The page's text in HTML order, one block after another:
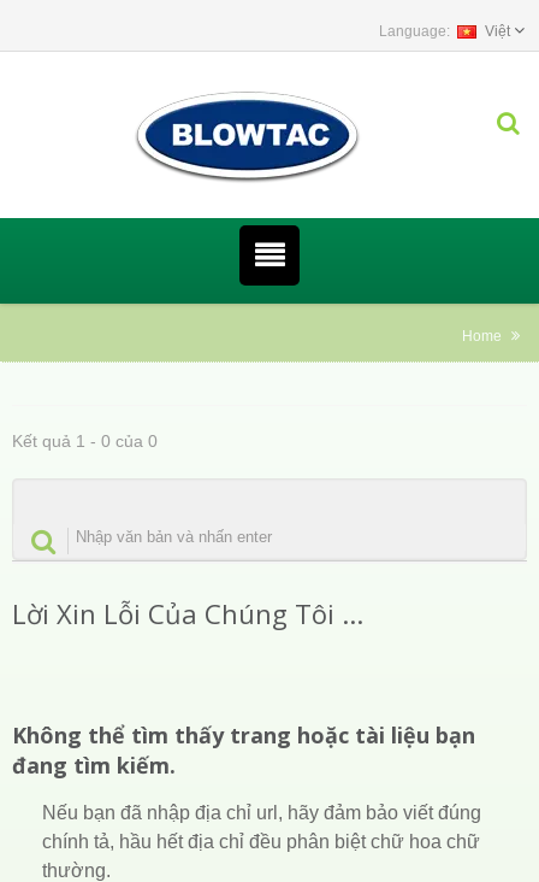
Việt
Home
Kết quả 1 - 0 của 0
Lời Xin Lỗi Của Chúng Tôi ...
Không thể tìm thấy trang hoặc tài liệu bạn
đang tìm kiếm.
Nếu bạn đã nhập địa chỉ url, hãy đảm bảo viết đúng
chính tả, hầu hết địa chỉ đều phân biệt chữ hoa chữ
thường.